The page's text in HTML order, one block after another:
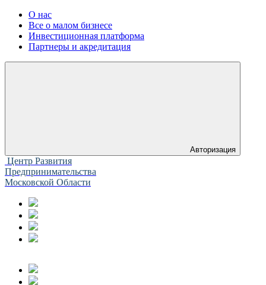
О нас
Все о малом бизнесе
Инвестиционная платформа
Партнеры и акредитация
Авторизация
Центр Развития
Предпринимательства
Московской Области